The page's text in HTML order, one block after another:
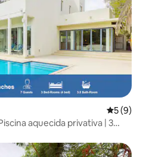
5 de
5 (9)
aquecida privativa | 3